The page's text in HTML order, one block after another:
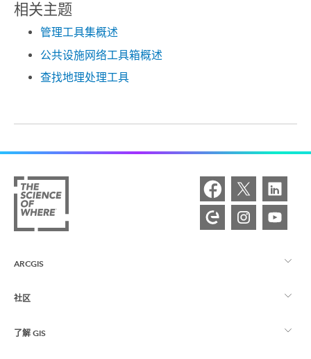
相关主题
管理工具集概述
公共设施网络工具箱概述
查找地理处理工具
ARCGIS
ArcGIS 概览
制图
社区
Esri 社区
了解 GIS